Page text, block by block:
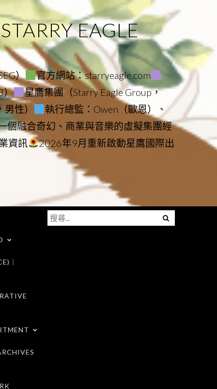
EAGLE
）
官方網站：starryeagle.com
）
星鷹集團（Starry Eagle Group，
性）
執行總監：Owen（歐恩）、
個融合奇幻、商業與音樂的虛擬集團經
資訊
2026年9月重新啟動星鷹國際出
｜
Menu
搜
尋